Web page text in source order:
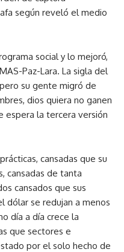
según reveló el medio
social y lo mejoró,
Paz-Lara. La sigla del
su gente migró de
dios quiera no ganen
espera la tercera versión
cansadas que su
cansadas de tanta
cansados que sus
dólar se redujan a menos
día a día crece la
que sectores e
por el solo hecho de